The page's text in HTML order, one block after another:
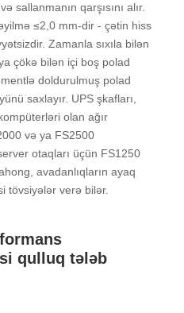
sallanmanın qarşısını alır.
≤2,0 mm-dir - çətin hiss
Zamanla sıxıla bilən
çökə bilən içi boş polad
doldurulmuş polad
saxlayır. UPS şkafları,
olan ağır
və ya FS2500
otaqları üçün FS1250
avadanlıqların ayaq
tövsiyələr verə bilər.
qulluq tələb